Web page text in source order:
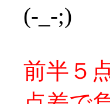
(-_-;)
前半５